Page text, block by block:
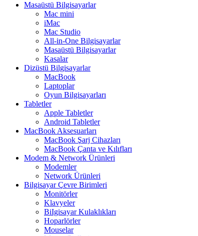
Masaüstü Bilgisayarlar
Mac mini
iMac
Mac Studio
All-in-One Bilgisayarlar
Masaüstü Bilgisayarlar
Kasalar
Dizüstü Bilgisayarlar
MacBook
Laptoplar
Oyun Bilgisayarları
Tabletler
Apple Tabletler
Android Tabletler
MacBook Aksesuarları
MacBook Şarj Cihazları
MacBook Çanta ve Kılıfları
Modem & Network Ürünleri
Modemler
Network Ürünleri
Bilgisayar Çevre Birimleri
Monitörler
Klavyeler
BiIgisayar Kulaklıkları
Hoparlörler
Mouselar